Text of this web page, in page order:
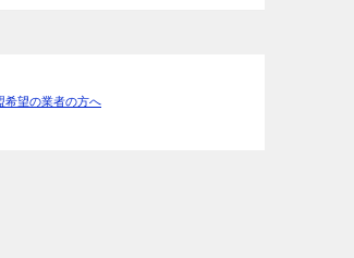
希望の業者の方へ